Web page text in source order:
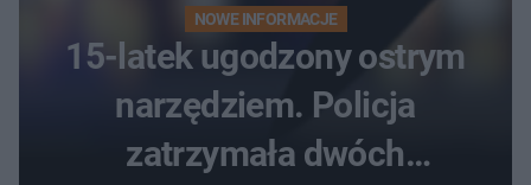
NOWE INFORMACJE
15-latek ugodzony ostrym
narzędziem. Policja
zatrzymała dwóch